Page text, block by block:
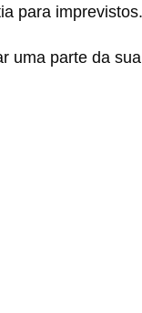
para imprevistos.
uma parte da